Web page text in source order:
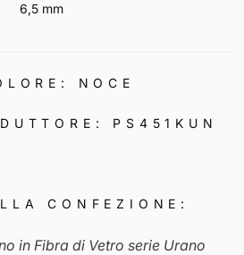
6,5 mm
NOCE
PS451KUN
CONFEZIONE:
in Fibra di Vetro serie Urano